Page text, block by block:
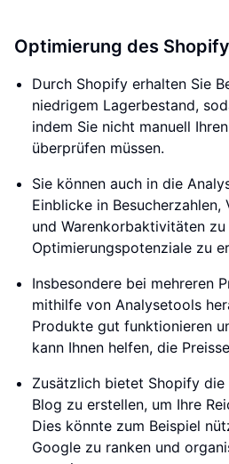
Optimierung des
Durch Shopify erhalten Sie
niedrigem Lagerbestand,
indem Sie nicht manuell
überprüfen müssen.
Sie können auch in die
Einblicke in Besucherzahlen,
und Warenkorbaktivitäten zu
Optimierungspotenziale zu
Insbesondere bei mehreren
mithilfe von Analysetools
Produkte gut funktionieren
kann Ihnen helfen, die
Zusätzlich bietet Shopify
Blog zu erstellen, um Ihre
Dies könnte zum Beispiel
Google zu ranken und